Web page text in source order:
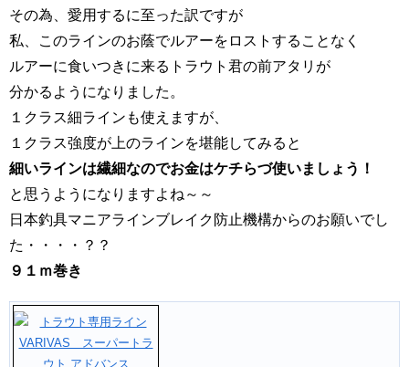
その為、愛用するに至った訳ですが
私、このラインのお蔭でルアーをロストすることなく
ルアーに食いつきに来るトラウト君の前アタリが
分かるようになりました。
１クラス細ラインも使えますが、
１クラス強度が上のラインを堪能してみると
細いラインは繊細なのでお金はケチらづ使いましょう！
と思うようになりますよね～～
日本釣具マニアラインブレイク防止機構からのお願いでし
た・・・・？？
９１ｍ巻き